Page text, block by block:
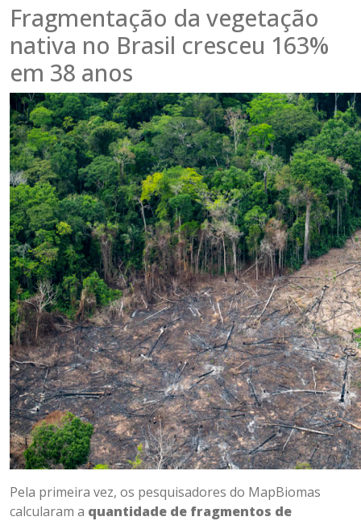
Notícias
Fragmentação da vegetação
nativa no Brasil cresceu 163%
em 38 anos
Pela primeira vez, os pesquisadores do MapBiomas
calcularam a quantidade de fragmentos de